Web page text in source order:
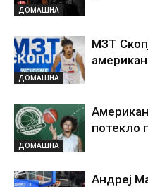
ДОМАШНА
ДОМАШНА
МЗТ
ДОМАШНА
потекло
Андреј